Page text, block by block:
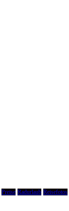
Preise Radurlaub Reisefotos